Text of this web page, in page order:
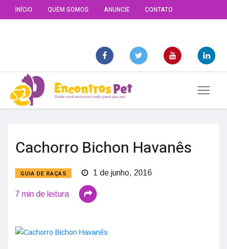
INÍCIO QUEM SOMOS ANUNCIE CONTATO
Cachorro Bichon Havanês
GUIA DE RAÇAS 1 de junho, 2016
7 min de leitura